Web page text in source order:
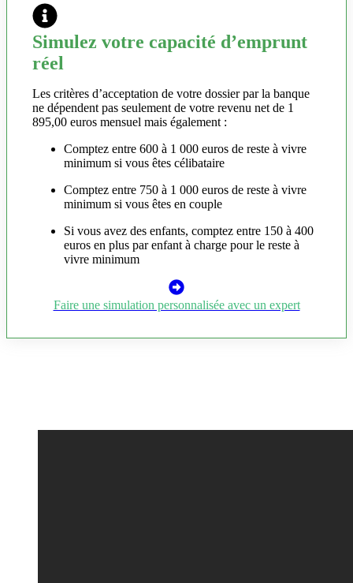
Simulez votre capacité d’emprunt
réel
Les critères d’acceptation de votre dossier par la banque
ne dépendent pas seulement de votre revenu net de 1
895,00 euros mensuel mais également :
Comptez entre 600 à 1 000 euros de reste à vivre
minimum si vous êtes célibataire
Comptez entre 750 à 1 000 euros de reste à vivre
minimum si vous êtes en couple
Si vous avez des enfants, comptez entre 150 à 400
euros en plus par enfant à charge pour le reste à
vivre minimum
Faire une simulation personnalisée avec un expert